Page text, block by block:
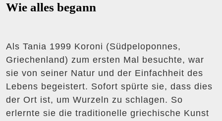
Wie alles begann
Als Tania 1999 Koroni (Südpeloponnes,
Griechenland) zum ersten Mal besuchte, war
sie von seiner Natur und der Einfachheit des
Lebens begeistert. Sofort spürte sie, dass dies
der Ort ist, um Wurzeln zu schlagen. So
erlernte sie die traditionelle griechische Kunst